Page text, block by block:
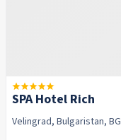
SPA Hotel Rich
Velingrad, Bulgaristan, BG